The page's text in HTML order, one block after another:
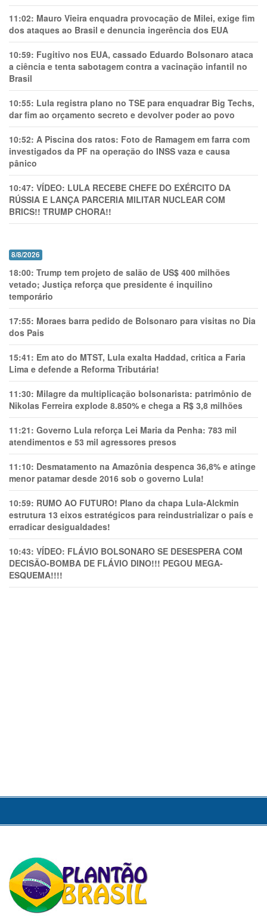
11:02: Mauro Vieira enquadra provocação de Milei, exige fim
dos ataques ao Brasil e denuncia ingerência dos EUA
10:59: Fugitivo nos EUA, cassado Eduardo Bolsonaro ataca
a ciência e tenta sabotagem contra a vacinação infantil no
Brasil
10:55: Lula registra plano no TSE para enquadrar Big Techs,
dar fim ao orçamento secreto e devolver poder ao povo
10:52: A Piscina dos ratos: Foto de Ramagem em farra com
investigados da PF na operação do INSS vaza e causa
pânico
10:47: VÍDEO: LULA RECEBE CHEFE DO EXÉRCITO DA
RÚSSIA E LANÇA PARCERIA MILITAR NUCLEAR COM
BRICS!! TRUMP CHORA!!
8/8/2026
18:00: Trump tem projeto de salão de US$ 400 milhões
vetado; Justiça reforça que presidente é inquilino
temporário
17:55: Moraes barra pedido de Bolsonaro para visitas no Dia
dos Pais
15:41: Em ato do MTST, Lula exalta Haddad, critica a Faria
Lima e defende a Reforma Tributária!
11:30: Milagre da multiplicação bolsonarista: patrimônio de
Nikolas Ferreira explode 8.850% e chega a R$ 3,8 milhões
11:21: Governo Lula reforça Lei Maria da Penha: 783 mil
atendimentos e 53 mil agressores presos
11:10: Desmatamento na Amazônia despenca 36,8% e atinge
menor patamar desde 2016 sob o governo Lula!
10:59: RUMO AO FUTURO! Plano da chapa Lula-Alckmin
estrutura 13 eixos estratégicos para reindustrializar o país e
erradicar desigualdades!
10:43: VÍDEO: FLÁVIO BOLSONARO SE DESESPERA COM
DECISÃO-BOMBA DE FLÁVIO DINO!!! PEGOU MEGA-
ESQUEMA!!!!